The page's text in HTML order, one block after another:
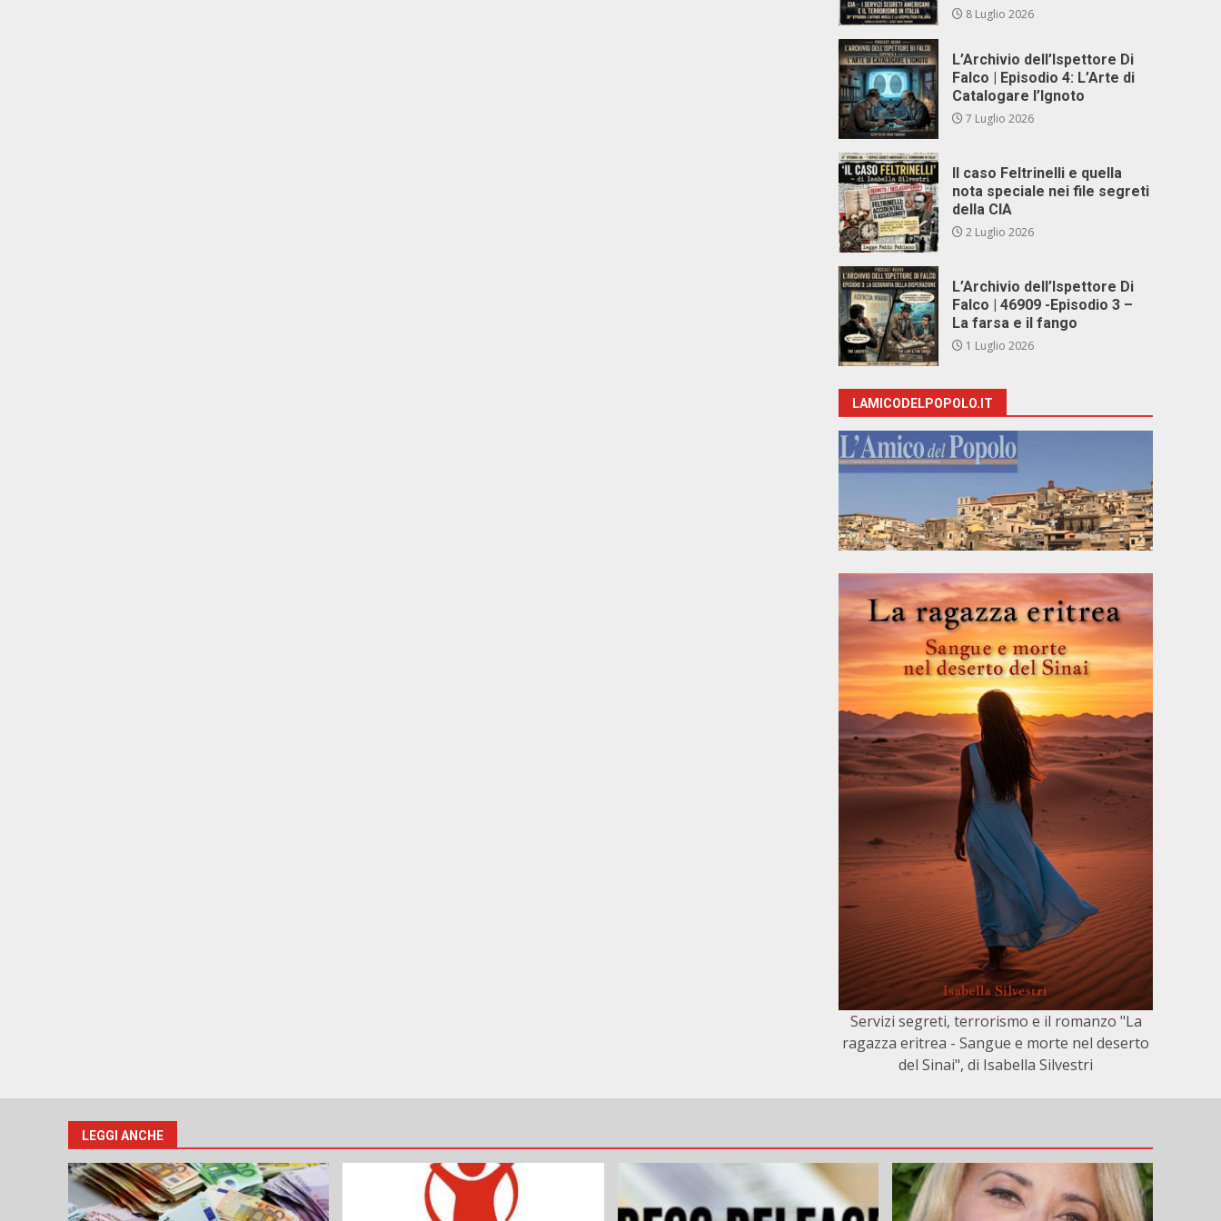
8 Luglio 2026
L’Archivio dell’Ispettore Di
Falco | Episodio 4: L’Arte di
Catalogare l’Ignoto
7 Luglio 2026
Il caso Feltrinelli e quella
nota speciale nei file segreti
della CIA
2 Luglio 2026
L’Archivio dell’Ispettore Di
Falco | 46909 -Episodio 3 –
La farsa e il fango
1 Luglio 2026
LAMICODELPOPOLO.IT
Servizi segreti, terrorismo e il romanzo "La
ragazza eritrea - Sangue e morte nel deserto
del Sinai", di Isabella Silvestri
LEGGI ANCHE